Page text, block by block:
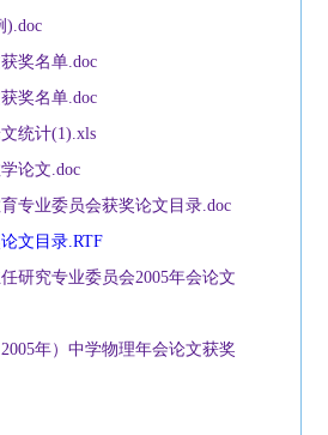
).doc
奖名单.doc
奖名单.doc
统计(1).xls
论文.doc
专业委员会获奖论文目录.doc
文目录.RTF
研究专业委员会2005年会论文
年）中学物理年会论文获奖